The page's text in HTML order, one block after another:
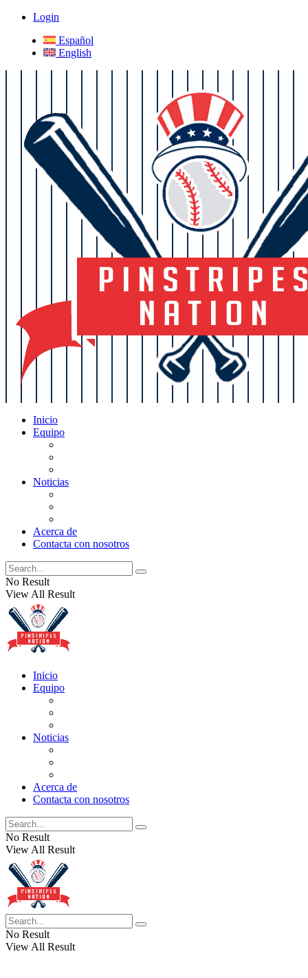
Login
Español
English
Inicio
Equipo
Noticias
Acerca de
Contacta con nosotros
No Result
View All Result
Inicio
Equipo
Noticias
Acerca de
Contacta con nosotros
No Result
View All Result
No Result
View All Result